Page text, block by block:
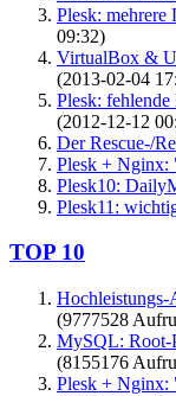
Plesk: mehrere
09:32)
VirtualBox &
(2013-02-04
Plesk:
(2012-12-12
Der Rescue-/
Plesk + Nginx:
Plesk10:
Plesk11:
TOP 10
Hochleistungs-
(9777528
MySQL: Root-
(8155176
Plesk + Nginx: